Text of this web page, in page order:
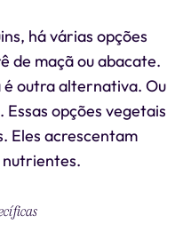
há várias opções
de maçã ou abacate.
outra alternativa. Ou
opções vegetais
Eles acrescentam
nutrientes.